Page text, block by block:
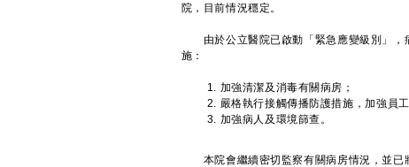
院，目前情況穩定。
由於公立醫院已啟動「緊急應變級別」，
施：
加強清潔及消毒有關病房；
嚴格執行接觸傳播防護措施，加強員
加強病人及環境篩查。
本院會繼續密切監察有關病房情況，並已